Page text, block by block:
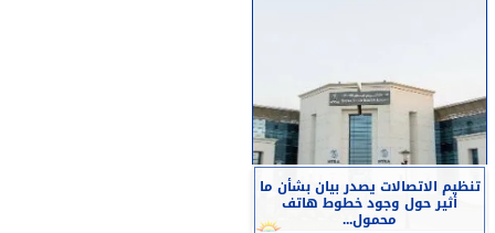
تنظيم الاتصالات يصدر بيان بشأن ما
أثير حول وجود خطوط هاتف
محمول...